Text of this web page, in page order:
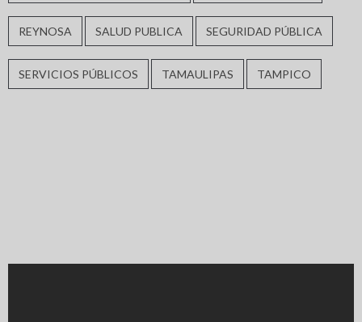
REYNOSA SALUD PUBLICA SEGURIDAD PÚBLICA
SERVICIOS PÚBLICOS TAMAULIPAS TAMPICO